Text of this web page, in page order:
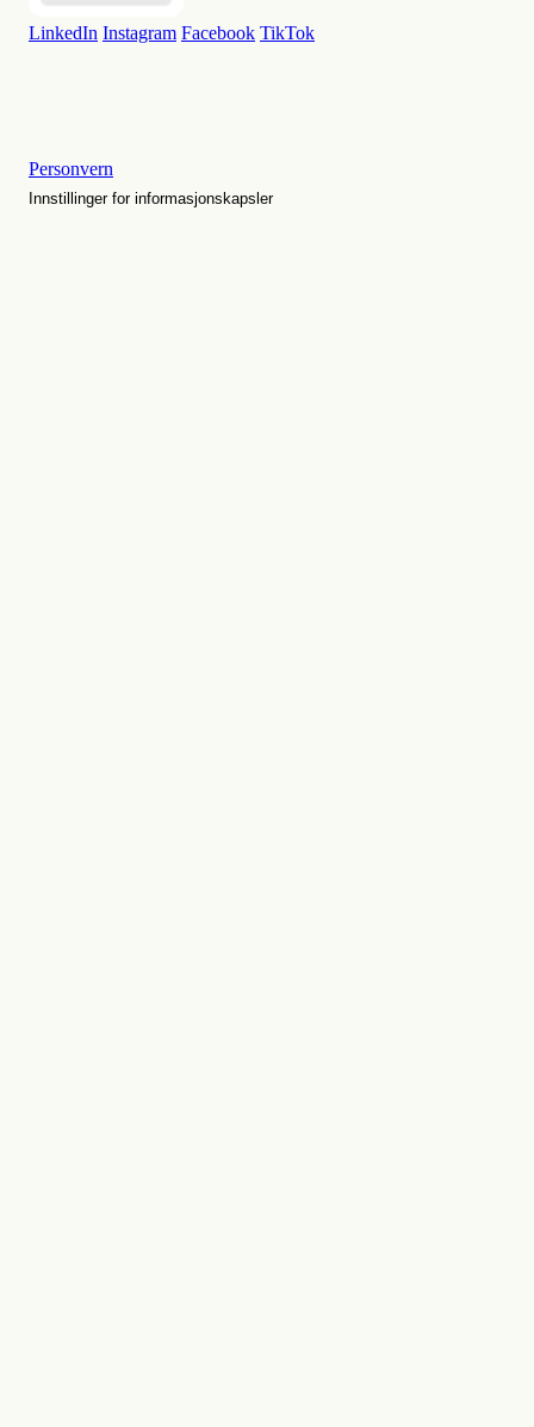
LinkedIn Instagram Facebook TikTok
Personvern
Innstillinger for informasjonskapsler